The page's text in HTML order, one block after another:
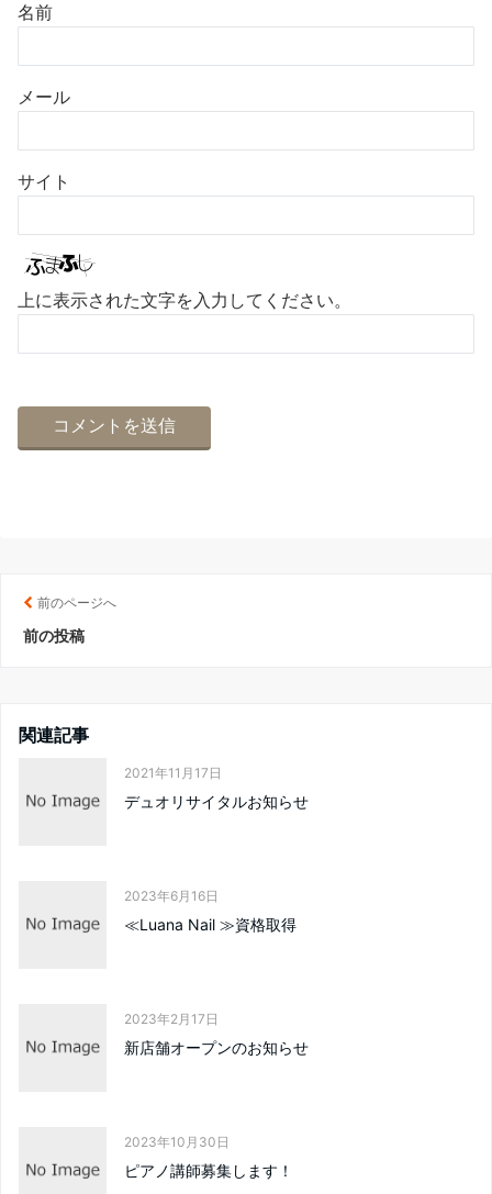
名前
メール
サイト
上に表示された文字を入力してください。
前のページへ
前の投稿
関連記事
2021年11月17日
デュオリサイタルお知らせ
2023年6月16日
≪Luana Nail ≫資格取得
2023年2月17日
新店舗オープンのお知らせ
2023年10月30日
ピアノ講師募集します！